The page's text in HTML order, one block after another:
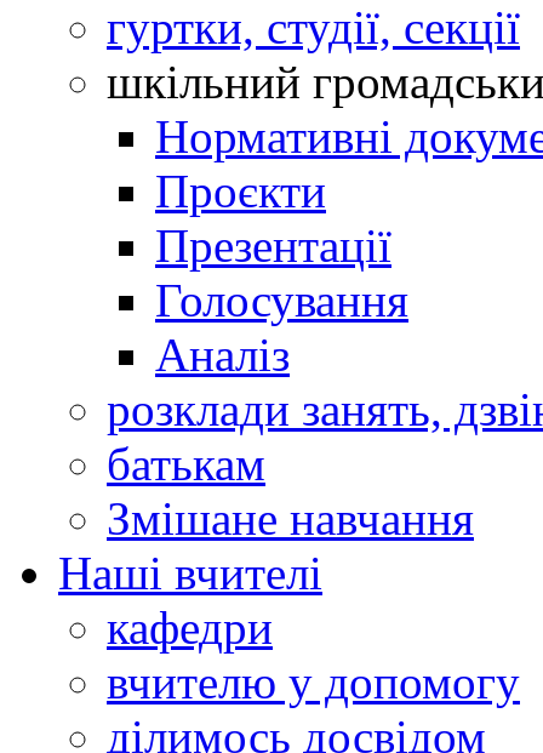
гуртки, студії, секції
шкільний
Нормативні
Проєкти
Презентації
Голосування
Аналіз
розклади занять,
батькам
Змішане навчання
Наші вчителі
кафедри
вчителю у допомогу
ділимось досвідом